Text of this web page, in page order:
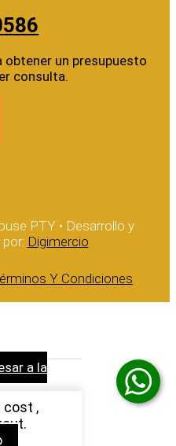
un presupuesto
consulta.
PTY • Desarrollo y
Digimercio
Y Condiciones
a la
cost ,